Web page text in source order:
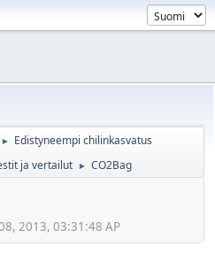
► Edistyneempi chilinkasvatus
ja vertailut ► CO2Bag
2013, 03:31:48 AP